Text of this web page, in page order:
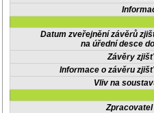
Datum zveřejnění závěrů
na úřední desce
Závěry
Informace o závěru
Vliv na